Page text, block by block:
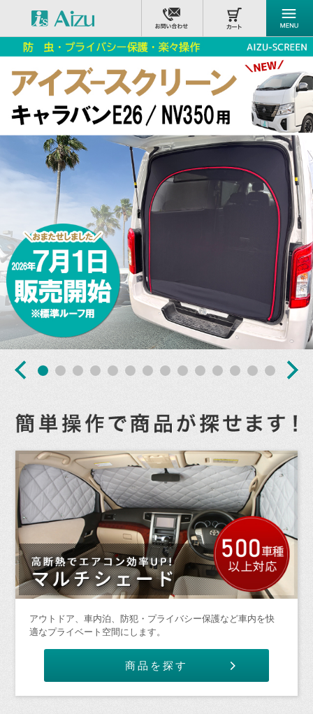
アウトドア、車内泊、防犯・プライバシー保護など車内を快
適なプライベート空間にします。
商品を探す